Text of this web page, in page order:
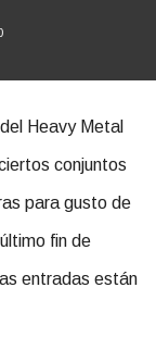
Heavy Metal
conjuntos
para gusto de
fin de
entradas están